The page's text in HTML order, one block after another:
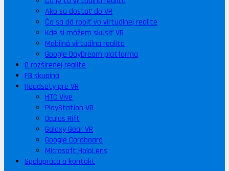
Ako sa dostať do VR
Čo sa dá robiť vo virtuálnej realite
Kde si môžem skúsiť VR
Mobilná virtuálna realita
Google DayDream platforma
O rozšírenej realite
FB skupina
Headsety pre VR
HTC Vive
PlayStation VR
Oculus Rift
Galaxy Gear VR
Google Cardboard
Microsoft HoloLens
Spolupráca a kontakt